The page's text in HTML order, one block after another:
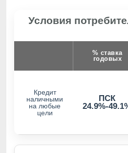
Условия
% ставка
годовых
Кредит
наличными
на любые
цели
ПСК
24.9%-